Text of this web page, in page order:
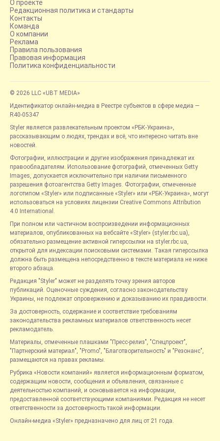
О проекте
Редакционная политика и стандарты
Контакты
Команда
О компании
Реклама
Правила пользования
Правовая информация
Политика конфиденциальности
© 2026 LLC «UBT MEDIA»
Идентификатор онлайн-медиа в Реестре субъектов в сфере медиа —
R40-05347
Styler является развлекательным проектом «РБК-Украина»,
рассказывающим о людях, трендах и всё, что интересно читать вне
новостей.
Фотографии, иллюстрации и другие изображения принадлежат их
правообладателям. Использование фотографий, отмеченных Getty
Images, допускается исключительно при наличии письменного
разрешения фотоагентства Getty Images. Фотографии, отмеченные
логотипом «Styler» или подписанные «Styler» или «РБК-Украина», могут
использоваться на условиях лицензии Creative Commons Attribution
4.0 International.
При полном или частичном воспроизведении информационных
материалов, опубликованных на вебсайте «Styler» (styler.rbc.ua),
обязательно размещение активной гиперссылки на styler.rbc.ua,
открытой для индексации поисковыми системами. Такая гиперссылка
должна быть размещена непосредственно в тексте материала не ниже
второго абзаца.
Редакция "Styler" может не разделять точку зрения авторов
публикаций. Оценочные суждения, согласно законодательству
Украины, не подлежат опровержению и доказыванию их правдивости.
За достоверность, содержание и соответствие требованиям
законодательства рекламных материалов ответственность несет
рекламодатель.
Материалы, отмеченные плашками "Пресс-релиз", "Спецпроект",
"Партнерский материал", "Promo", "Благотворительность" и "Резонанс",
размещаются на правах рекламы.
Рубрика «Новости компаний» является информационным форматом,
содержащим новости, сообщения и объявления, связанные с
деятельностью компаний, и основывается на информации,
предоставленной соответствующими компаниями. Редакция не несет
ответственности за достоверность такой информации.
Онлайн-медиа «Styler» предназначено для лиц от 21 года.